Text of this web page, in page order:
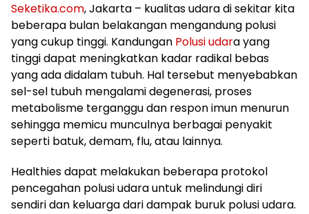
Seketika.com, Jakarta – kualitas udara di sekitar kita
beberapa bulan belakangan mengandung polusi
yang cukup tinggi. Kandungan Polusi udara yang
tinggi dapat meningkatkan kadar radikal bebas
yang ada didalam tubuh. Hal tersebut menyebabkan
sel-sel tubuh mengalami degenerasi, proses
metabolisme terganggu dan respon imun menurun
sehingga memicu munculnya berbagai penyakit
seperti batuk, demam, flu, atau lainnya.
Healthies dapat melakukan beberapa protokol
pencegahan polusi udara untuk melindungi diri
sendiri dan keluarga dari dampak buruk polusi udara.